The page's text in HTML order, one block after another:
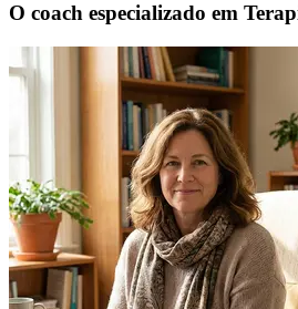
O coach especializado em